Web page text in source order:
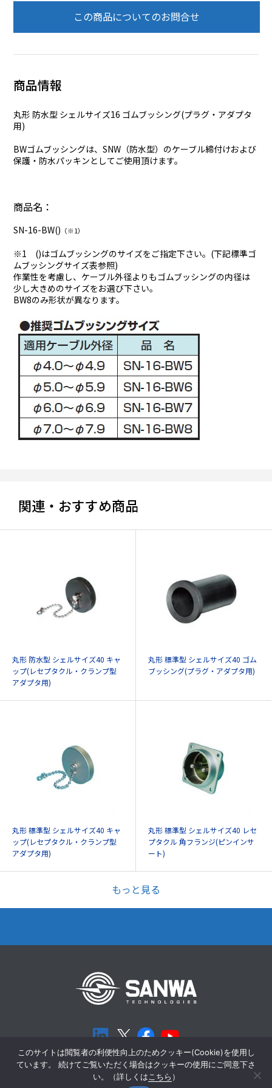
この商品についてのお問合せ
商品情報
丸形 防水型 シェルサイズ16 ゴムブッシング(プラグ・アダプタ
用)
BWゴムブッシングは、SNW（防水型）のケーブル締付けおよび
保護・防水パッキンとしてご使用頂けます。
商品名：
SN-16-BW() （※1）
※1 ()はゴムブッシングのサイズをご指定下さい。(下記標準ゴ
ムブッシングサイズ表参照)
作業性を考慮し、ケーブル外径よりもゴムブッシングの内径は
少し大きめのサイズをお選び下さい。
BW8のみ形状が異なります。
関連・おすすめ商品
丸形 防水型 シェルサイズ40 キャ
ップ(レセプタクル・クランプ型
アダプタ用)
丸形 標準型 シェルサイズ40 ゴム
ブッシング(プラグ・アダプタ用)
丸形 標準型 シェルサイズ40 キャ
ップ(レセプタクル・クランプ型
アダプタ用)
丸形 標準型 シェルサイズ40 レセ
プタクル 角フランジ(ピンインサ
ート)
もっと見る
個人情報保護方針Cookieポリシー
このサイトは閲覧者の利便性向上のためクッキー(Cookie)を使用し
ています。 続けてご覧いただく場合はクッキーの使用にご同意下さ
い。（詳しくは こちら ）